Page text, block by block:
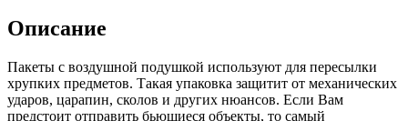
Описание
Пакеты с воздушной подушкой используют для пересылки
хрупких предметов. Такая упаковка защитит от механических
ударов, царапин, сколов и других нюансов. Если Вам
предстоит отправить бьющиеся объекты, то самый